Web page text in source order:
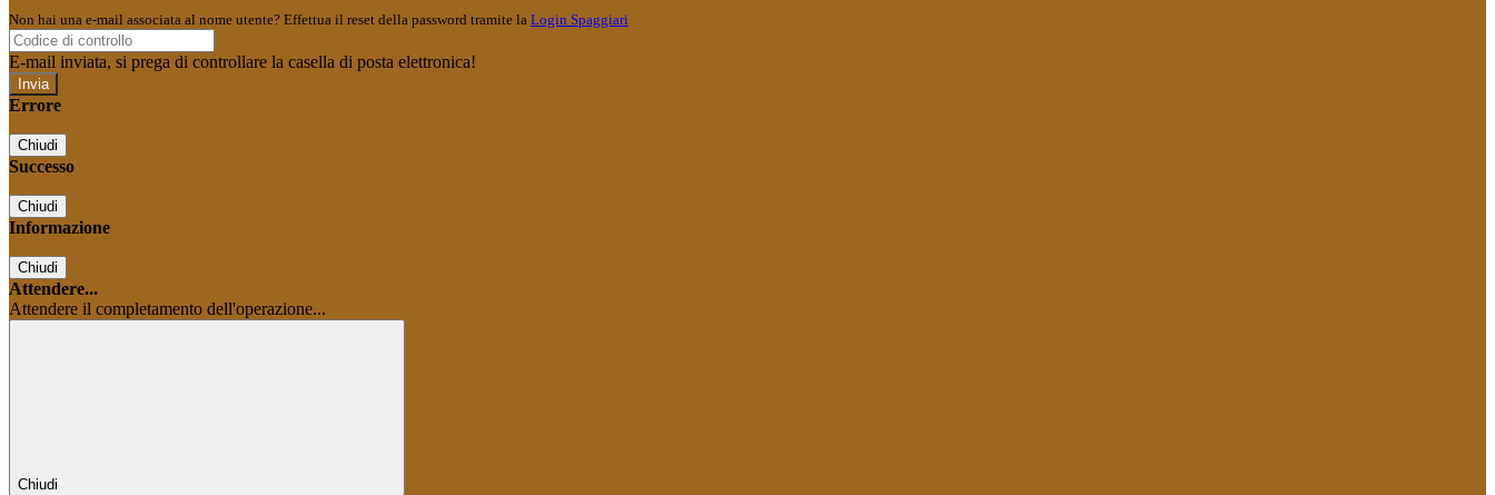
Non hai una e-mail associata al nome utente? Effettua il reset della password tramite la Login Spaggiari
E-mail inviata, si prega di controllare la casella di posta elettronica!
Errore
Chiudi
Successo
Chiudi
Informazione
Chiudi
Attendere...
Attendere il completamento dell'operazione...
Chiudi